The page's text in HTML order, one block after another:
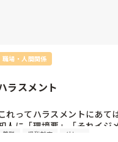
職場・人間関係
ラスメント
れってハラスメントにあて
人に「環境悪」「それイジ
着脱 怪我対応 グレー